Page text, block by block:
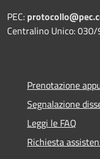
PEC:
Centralino Unico:
Prenotazione
Segnalazione
Leggi le FAQ
Richiesta